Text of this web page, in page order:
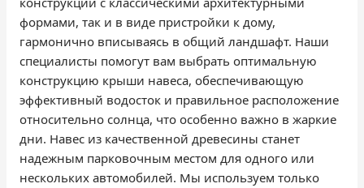
формами, так и в виде пристройки к дому,
гармонично вписываясь в общий ландшафт. Наши
специалисты помогут вам выбрать оптимальную
конструкцию крыши навеса, обеспечивающую
эффективный водосток и правильное расположение
относительно солнца, что особенно важно в жаркие
дни. Навес из качественной древесины станет
надежным парковочным местом для одного или
нескольких автомобилей. Мы используем только